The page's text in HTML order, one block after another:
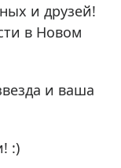
и друзей!
в Новом
и ваша
:)